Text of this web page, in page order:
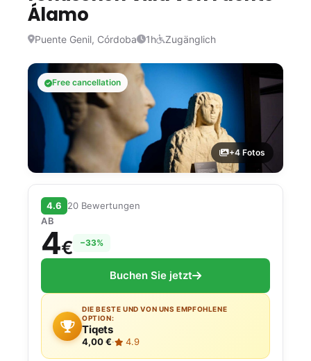
Álamo
Puente Genil, Córdoba 1h Zugänglich
Free cancellation
+4 Fotos
4.6
20 Bewertungen
AB
4€ −33%
Buchen Sie jetzt
DIE BESTE UND VON UNS EMPFOHLENE
OPTION:
Tiqets
4,00 €· 4.9